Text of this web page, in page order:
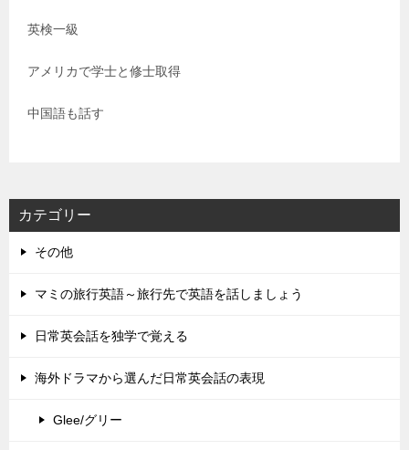
英検一級
アメリカで学士と修士取得
中国語も話す
カテゴリー
その他
マミの旅行英語～旅行先で英語を話しましょう
日常英会話を独学で覚える
海外ドラマから選んだ日常英会話の表現
Glee/グリー